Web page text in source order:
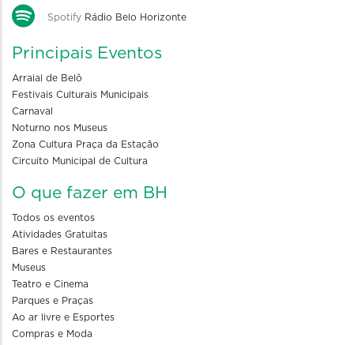
Spotify Rádio Belo Horizonte
Principais Eventos
Arraial de Belô
Festivais Culturais Municipais
Carnaval
Noturno nos Museus
Zona Cultura Praça da Estação
Circuito Municipal de Cultura
O que fazer em BH
Todos os eventos
Atividades Gratuitas
Bares e Restaurantes
Museus
Teatro e Cinema
Parques e Praças
Ao ar livre e Esportes
Compras e Moda